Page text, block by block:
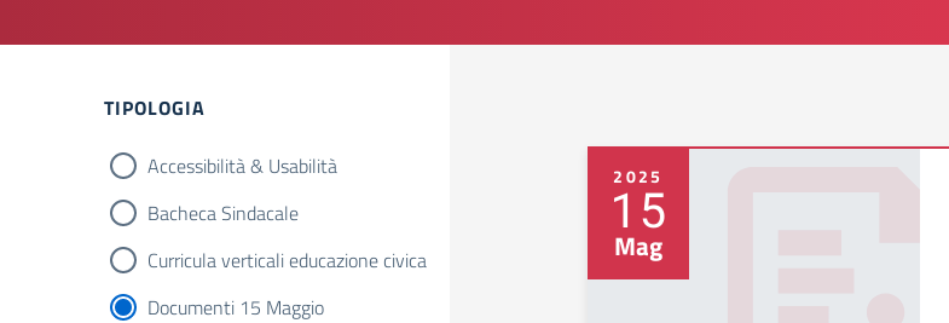
Filtri
TIPOLOGIA
Accessibilità & Usabilità
Bacheca Sindacale
Curricula verticali educazione civica
Documenti 15 Maggio
2025
15
Mag